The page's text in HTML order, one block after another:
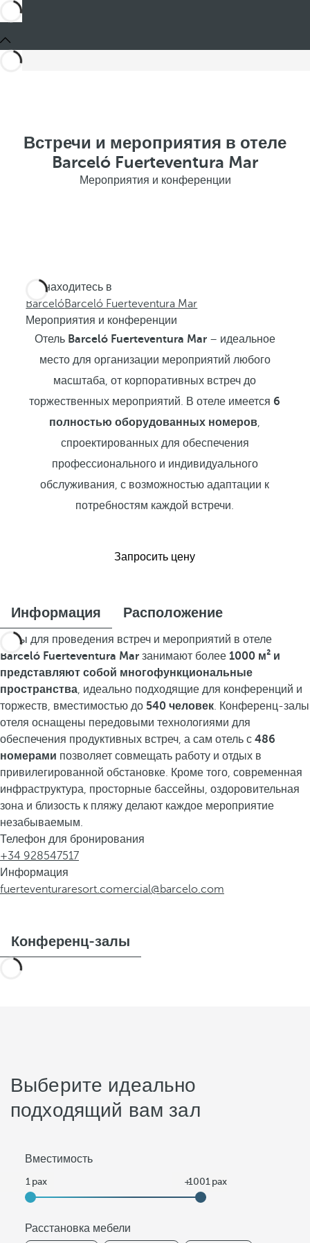
Встречи и мероприятия в отеле
Barceló Fuerteventura Mar
Мероприятия и конференции
Вы находитесь в
BarcelóBarceló Fuerteventura Mar
Мероприятия и конференции
Отель Barceló Fuerteventura Mar– идеальное
место для организации мероприятий любого
масштаба, от корпоративных встреч до
торжественных мероприятий. В отеле имеется6
полностью оборудованных номеров,
спроектированных для обеспечения
профессионального и индивидуального
обслуживания, с возможностью адаптации к
потребностям каждой встречи.
Запросить цену
Информация Расположение
Залы для проведения встреч и мероприятий в отеле
Barceló Fuerteventura Mar занимают более 1000 м² и
представляют собой многофункциональные
пространства, идеально подходящие для конференций и
торжеств, вместимостью до 540 человек. Конференц-залы
отеля оснащены передовыми технологиями для
обеспечения продуктивных встреч, а сам отель с 486
номерами позволяет совмещать работу и отдых в
привилегированной обстановке. Кроме того, современная
инфраструктура, просторные бассейны, оздоровительная
зона и близость к пляжу делают каждое мероприятие
незабываемым.
Телефон для бронирования
+34 928547517
Информация
fuerteventuraresort.comercial@barcelo.com
Конференц-залы
Выберите идеально
подходящий вам зал
Вместимость
Расстановка мебели